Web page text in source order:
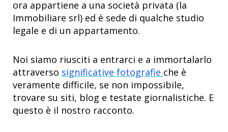
ora appartiene a una società privata (la
Immobiliare srl) ed è sede di qualche studio
legale e di un appartamento.
Noi siamo riusciti a entrarci e a immortalarlo
attraverso significative fotografie che è
veramente difficile, se non impossibile,
trovare su siti, blog e testate giornalistiche. E
questo è il nostro racconto.